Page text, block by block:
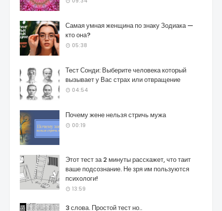
Самая умная женщина по знаку Зодиака —
кто она?
05:38
Тест Сонди: Выберите человека который
вызывает у Вас страх или отвращение
04:54
Почему жене нельзя стричь мужа
00:19
Этот тест за 2 минуты расскажет, что таит
ваше подсознание. Не зря им пользуются
психологи!
13:59
3 слова. Простой тест но..